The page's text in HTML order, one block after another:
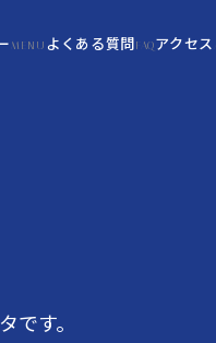
MENU よくある質問FAQアクセス
す。